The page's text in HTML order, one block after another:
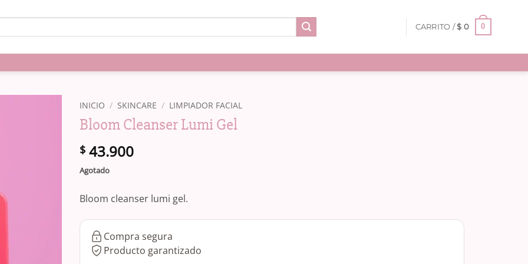
CARRITO /$ 0 0
INICIO / SKINCARE / LIMPIADOR FACIAL
Bloom Cleanser Lumi Gel
$43.900
Agotado
Bloom cleanser lumi gel.
Compra segura
Producto garantizado